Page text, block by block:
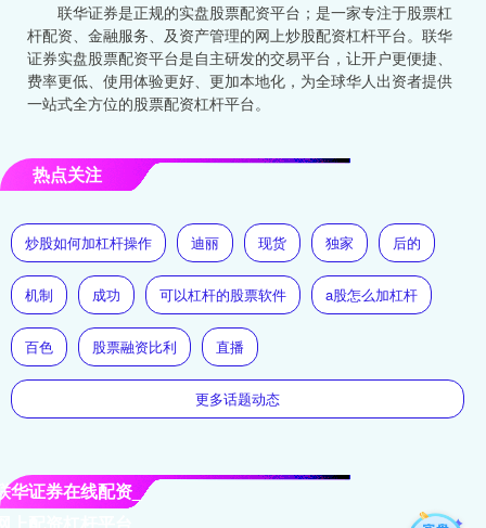
联华证券是正规的实盘股票配资平台；是一家专注于股票杠
杆配资、金融服务、及资产管理的网上炒股配资杠杆平台。联华
证券实盘股票配资平台是自主研发的交易平台，让开户更便捷、
费率更低、使用体验更好、更加本地化，为全球华人出资者提供
一站式全方位的股票配资杠杆平台。
热点关注
炒股如何加杠杆操作 迪丽 现货 独家 后的
机制 成功 可以杠杆的股票软件 a股怎么加杠杆
百色 股票融资比利 直播
更多话题动态
华证券在线配资_